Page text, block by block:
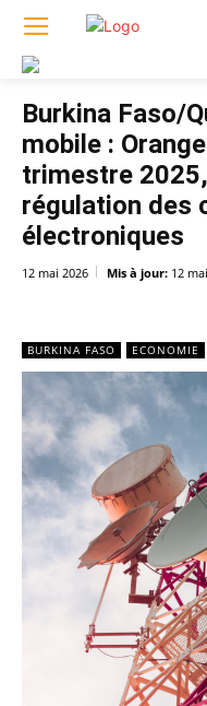
Burkina Faso/
mobile :
trimestre
régulation des
électroniques
12 mai 2026 Mis à jour: 12
BURKINA FASO ECONOMIE